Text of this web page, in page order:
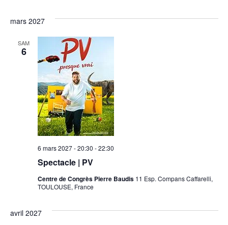
mars 2027
SAM
6
Spectacle | PV
6 mars 2027 - 20:30 -22:30
Centre de Congrès Pierre Baudis 11 Esp. Compans Caffarelli,
TOULOUSE, France
avril 2027